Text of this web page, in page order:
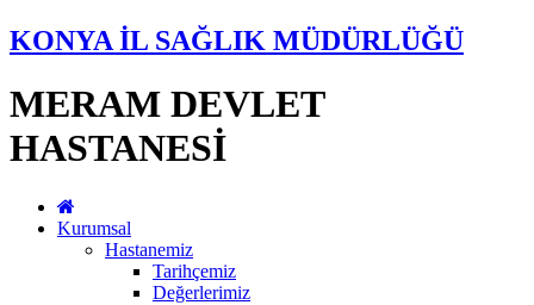
KONYA İL SAĞLIK MÜDÜRLÜĞÜ
MERAM DEVLET
HASTANESİ
Kurumsal
Hastanemiz
Tarihçemiz
Değerlerimiz